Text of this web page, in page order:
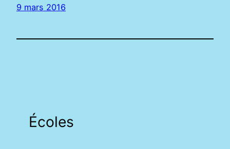
9 mars 2016
Écoles